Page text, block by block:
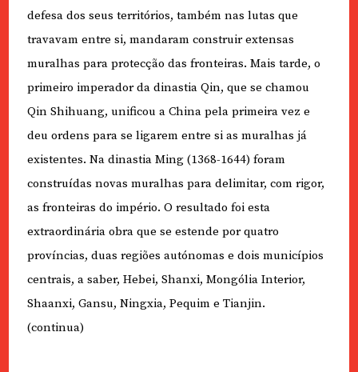
defesa dos seus territórios, também nas lutas que
travavam entre si, mandaram construir extensas
muralhas para protecção das fronteiras. Mais tarde, o
primeiro imperador da dinastia Qin, que se chamou
Qin Shihuang, unificou a China pela primeira vez e
deu ordens para se ligarem entre si as muralhas já
existentes. Na dinastia Ming (1368-1644) foram
construídas novas muralhas para delimitar, com rigor,
as fronteiras do império. O resultado foi esta
extraordinária obra que se estende por quatro
províncias, duas regiões autónomas e dois municípios
centrais, a saber, Hebei, Shanxi, Mongólia Interior,
Shaanxi, Gansu, Ningxia, Pequim e Tianjin.
(continua)